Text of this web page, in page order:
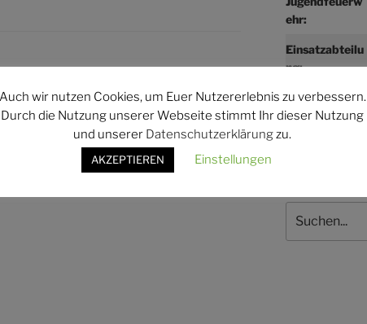
Nächster
Beitrag
WEITER
Übungsdienst Einsatzabteilung
ehr:
Einsatzabteilu
ng:
Auch wir nutzen Cookies, um Euer Nutzererlebnis zu verbessern.
Durch die Nutzung unserer Webseite stimmt Ihr dieser Nutzung
und unserer Datenschutzerklärungzu.
AKZEPTIEREN Einstellungen